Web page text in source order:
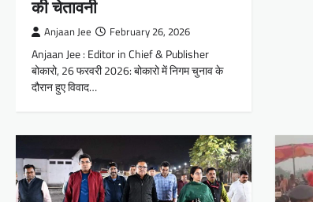
की चेतावनी
Anjaan Jee February 26, 2026
Anjaan Jee : Editor in Chief & Publisher
बोकारो, 26 फरवरी 2026: बोकारो में निगम चुनाव के
दौरान हुए विवाद…